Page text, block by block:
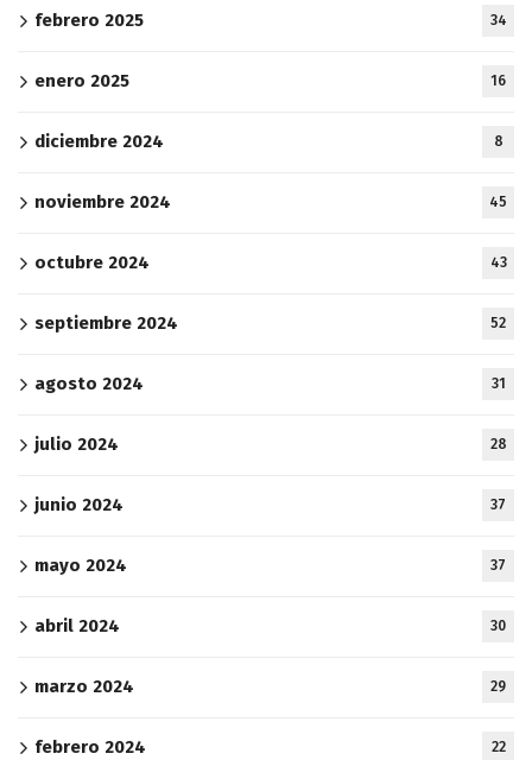
febrero 2025 34
enero 2025 16
diciembre 2024 8
noviembre 2024 45
octubre 2024 43
septiembre 2024 52
agosto 2024 31
julio 2024 28
junio 2024 37
mayo 2024 37
abril 2024 30
marzo 2024 29
febrero 2024 22